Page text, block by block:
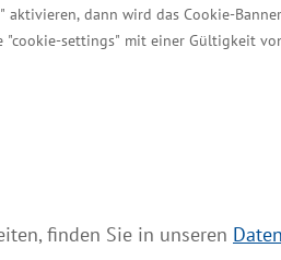
aktivieren, dann wird das Cookie-
"cookie-settings" mit einer Gültigkeit
finden Sie in unseren